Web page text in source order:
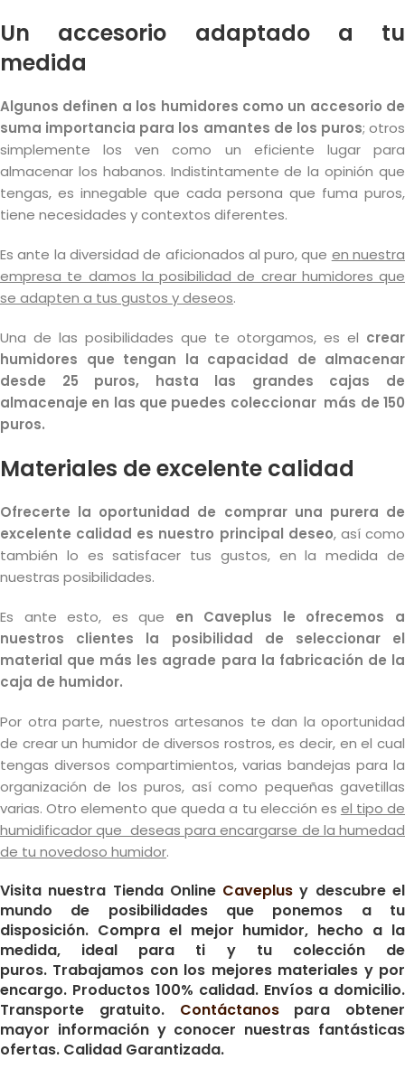
Un accesorio adaptado a tu
medida
Algunos definen a los humidores como un accesorio de
suma importancia para los amantes de los puros; otros
simplemente los ven como un eficiente lugar para
almacenar los habanos. Indistintamente de la opinión que
tengas, es innegable que cada persona que fuma puros,
tiene necesidades y contextos diferentes.
Es ante la diversidad de aficionados al puro, que en nuestra
empresa te damos la posibilidad de crear humidores que
se adapten a tus gustos y deseos.
Una de las posibilidades que te otorgamos, es el crear
humidores que tengan la capacidad de almacenar
desde 25 puros, hasta las grandes cajas de
almacenaje en las que puedes coleccionar más de 150
puros.
Materiales de excelente calidad
Ofrecerte la oportunidad de comprar una purera de
excelente calidad es nuestro principal deseo, así como
también lo es satisfacer tus gustos, en la medida de
nuestras posibilidades.
Es ante esto, es que en Caveplus le ofrecemos a
nuestros clientes la posibilidad de seleccionar el
material que más les agrade para la fabricación de la
caja de humidor.
Por otra parte, nuestros artesanos te dan la oportunidad
de crear un humidor de diversos rostros, es decir, en el cual
tengas diversos compartimientos, varias bandejas para la
organización de los puros, así como pequeñas gavetillas
varias. Otro elemento que queda a tu elección es el tipo de
humidificador que deseas para encargarse de la humedad
de tu novedoso humidor.
Visita nuestra Tienda Online Caveplus y descubre el
mundo de posibilidades que ponemos a tu
disposición. Compra el mejor humidor, hecho a la
medida, ideal para ti y tu colección de
puros. Trabajamos con los mejores materiales y por
encargo. Productos 100% calidad. Envíos a domicilio.
Transporte gratuito. Contáctanospara obtener
mayor información y conocer nuestras fantásticas
ofertas. Calidad Garantizada.